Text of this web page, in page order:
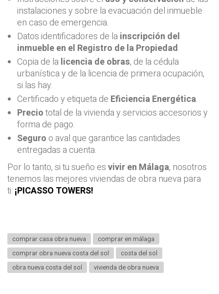
instalaciones y sobre la evacuación del inmueble
en caso de emergencia.
Datos identificadores de lainscripción del
inmueble en el Registro de la Propiedad.
Copia de lalicencia de obras, de la cédula
urbanística y de la licencia de primera ocupación,
si las hay.
Certificado y etiqueta de Eficiencia Energética.
Preciototal de la vivienda y servicios accesorios y
forma de pago.
Seguro o aval que garantice las cantidades
entregadas a cuenta.
Por lo tanto, si tu sueño esvivir en Málaga, nosotros
tenemos las mejores viviendas de obra nueva para
ti: ¡PICASSO TOWERS!
comprar casa obra nueva
comprar en málaga
comprar obra nueva costa del sol
costa del sol
obra nueva costa del sol
vivienda de obra nueva